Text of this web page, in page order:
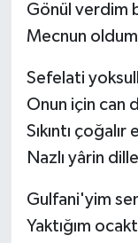
Gönül verdim
Mecnun
Sefelati
Onun için can
Sıkıntı
Nazlı yârin
Gulfani'yim
Yaktığım